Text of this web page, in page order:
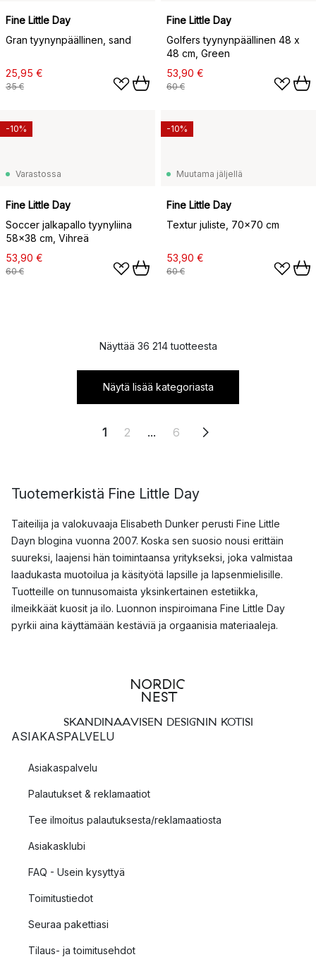
Fine Little Day
Gran tyynynpäällinen, sand
25,95 €
35 €
Fine Little Day
Golfers tyynynpäällinen 48 x
48 cm, Green
53,90 €
60 €
Varastossa
Fine Little Day
Soccer jalkapallo tyynyliina
58x38 cm, Vihreä
53,90 €
60 €
-10%
Muutama jäljellä
Fine Little Day
Textur juliste, 70x70 cm
53,90 €
60 €
-10%
Näyttää 36 214 tuotteesta
Näytä lisää kategoriasta
1 2 ... 6
Tuotemerkistä Fine Little Day
Taiteilija ja valokuvaaja Elisabeth Dunker perusti Fine Little
Dayn blogina vuonna 2007. Koska sen suosio nousi erittäin
suureksi, laajensi hän toimintaansa yritykseksi, joka valmistaa
laadukasta muotoilua ja käsityötä lapsille ja lapsenmielisille.
Tuotteille on tunnusomaista yksinkertainen estetiikka,
ilmeikkäät kuosit ja ilo. Luonnon inspiroimana Fine Little Day
pyrkii aina käyttämään kestäviä ja orgaanisia materiaaleja.
SKANDINAAVISEN DESIGNIN KOTISI
ASIAKASPALVELU
Asiakaspalvelu
Palautukset & reklamaatiot
Tee ilmoitus palautuksesta/reklamaatiosta
Asiakasklubi
FAQ - Usein kysyttyä
Toimitustiedot
Seuraa pakettiasi
Tilaus- ja toimitusehdot